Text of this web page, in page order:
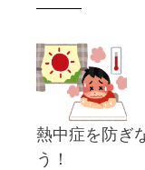
熱中症を防ぎ
う！